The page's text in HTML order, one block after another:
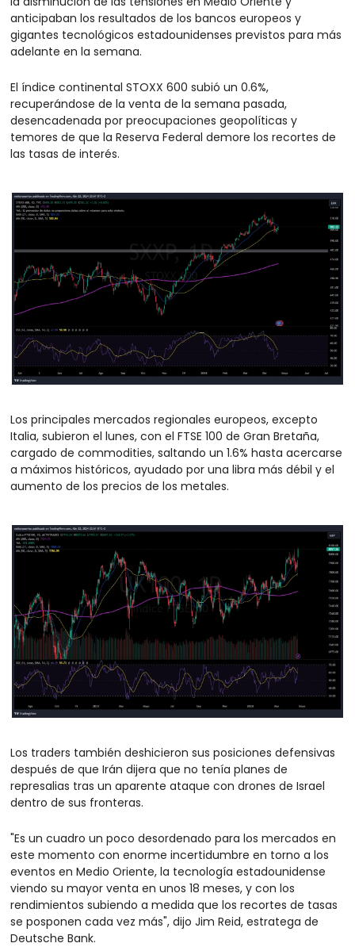
anticipaban los resultados de los bancos europeos y
gigantes tecnológicos estadounidenses previstos para más
adelante en la semana.
El índice continental STOXX 600 subió un 0.6%,
recuperándose de la venta de la semana pasada,
desencadenada por preocupaciones geopolíticas y
temores de que la Reserva Federal demore los recortes de
las tasas de interés.
Los principales mercados regionales europeos, excepto
Italia, subieron el lunes, con el FTSE 100 de Gran Bretaña,
cargado de commodities, saltando un 1.6% hasta acercarse
a máximos históricos, ayudado por una libra más débil y el
aumento de los precios de los metales.
Los traders también deshicieron sus posiciones defensivas
después de que Irán dijera que no tenía planes de
represalias tras un aparente ataque con drones de Israel
dentro de sus fronteras.
"Es un cuadro un poco desordenado para los mercados en
este momento con enorme incertidumbre en torno a los
eventos en Medio Oriente, la tecnología estadounidense
viendo su mayor venta en unos 18 meses, y con los
rendimientos subiendo a medida que los recortes de tasas
se posponen cada vez más", dijo Jim Reid, estratega de
Deutsche Bank.